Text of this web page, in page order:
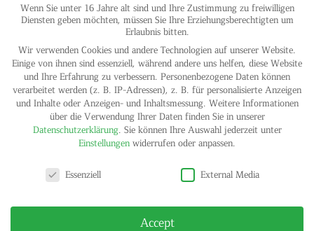
IMPRINT
PRIVACY POLICY
© HELGA MARIA KLOSTERFELDE | ALL RIGHTS RESERVED
Wenn Sie unter 16 Jahre alt sind und Ihre Zustimmung zu freiwilligen
Diensten geben möchten, müssen Sie Ihre Erziehungsberechtigten um
Erlaubnis bitten.
Wir verwenden Cookies und andere Technologien auf unserer Website.
Einige von ihnen sind essenziell, während andere uns helfen, diese Website
und Ihre Erfahrung zu verbessern. Personenbezogene Daten können
verarbeitet werden (z. B. IP-Adressen), z. B. für personalisierte Anzeigen
und Inhalte oder Anzeigen- und Inhaltsmessung. Weitere Informationen
über die Verwendung Ihrer Daten finden Sie in unserer
Datenschutzerklärung. Sie können Ihre Auswahl jederzeit unter
Einstellungen widerrufen oder anpassen.
Essenziell
External Media
Accept